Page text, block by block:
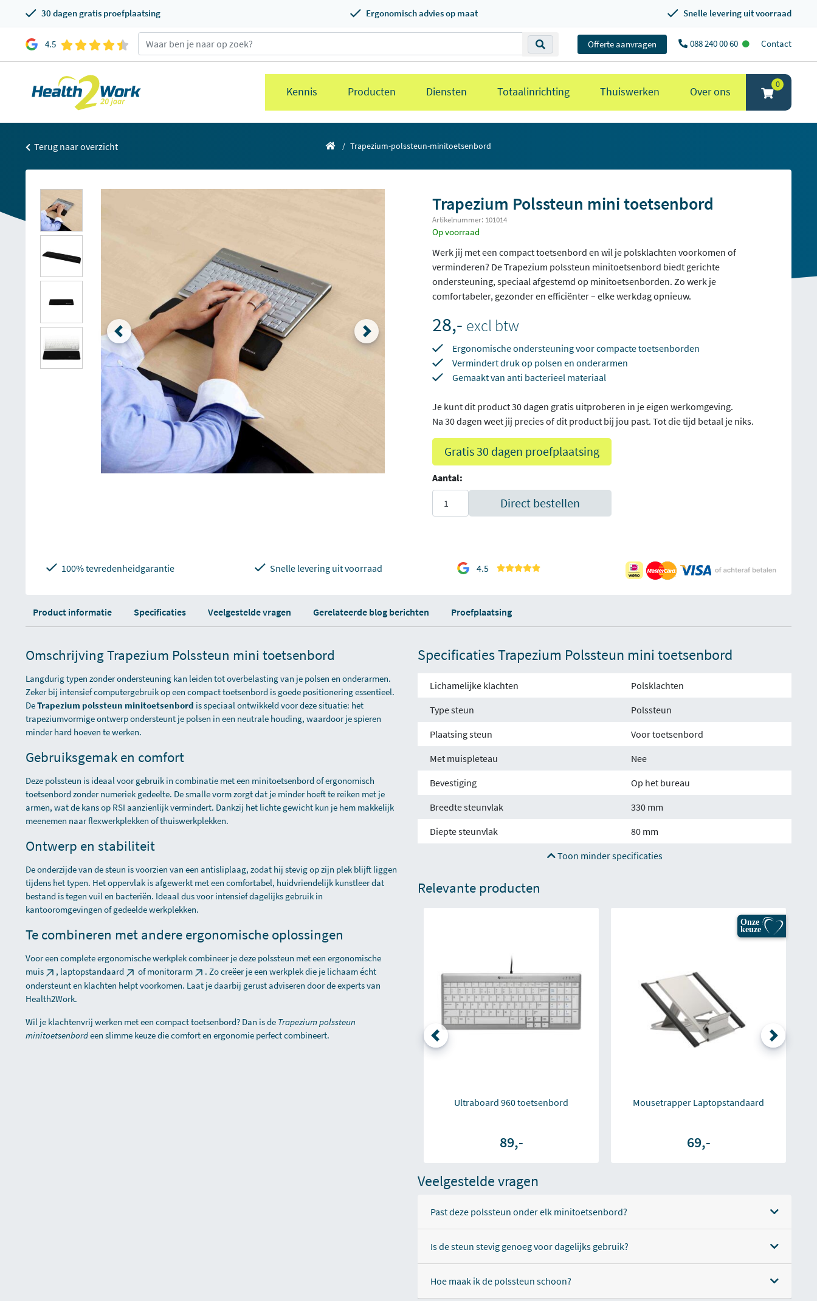
30 dagen gratis proefplaatsing Ergonomisch advies op maat Snelle levering uit voorraad
4.5 Offerte aanvragen 088 240 00 60 Contact
Kennis Producten Diensten Totaalinrichting Thuiswerken Over ons
0
Terug naar overzicht Trapezium-polssteun-minitoetsenbord
Trapezium Polssteun mini toetsenbord
Artikelnummer: 101014
Op voorraad
Werk jij met een compact toetsenbord en wil je polsklachten voorkomen of
verminderen? De Trapezium polssteun minitoetsenbord biedt gerichte
ondersteuning, speciaal afgestemd op minitoetsenborden. Zo werk je
comfortabeler, gezonder en efficiënter – elke werkdag opnieuw.
28,- excl btw
Ergonomische ondersteuning voor compacte toetsenborden
Vermindert druk op polsen en onderarmen
Gemaakt van anti bacterieel materiaal
Je kunt dit product 30 dagen gratis uitproberen in je eigen werkomgeving.
Na 30 dagen weet jij precies of dit product bij jou past. Tot die tijd betaal je niks.
Gratis 30 dagen proefplaatsing
Aantal:
Direct bestellen
100% tevredenheidgarantie Snelle levering uit voorraad 4.5
Product informatie Specificaties Veelgestelde vragen Gerelateerde blog berichten Proefplaatsing
Omschrijving Trapezium Polssteun mini toetsenbord
Langdurig typen zonder ondersteuning kan leiden tot overbelasting van je polsen en onderarmen.
Zeker bij intensief computergebruik op een compact toetsenbord is goede positionering essentieel.
DeTrapezium polssteun minitoetsenbord is speciaal ontwikkeld voor deze situatie: het
trapeziumvormige ontwerp ondersteunt je polsen in een neutrale houding, waardoor je spieren
minder hard hoeven te werken.
Gebruiksgemak en comfort
Deze polssteun is ideaal voor gebruik in combinatie met een minitoetsenbord of ergonomisch
toetsenbord zonder numeriek gedeelte. De smalle vorm zorgt dat je minder hoeft te reiken met je
armen, wat de kans op RSI aanzienlijk vermindert. Dankzij het lichte gewicht kun je hem makkelijk
meenemen naar flexwerkplekken of thuiswerkplekken.
Ontwerp en stabiliteit
De onderzijde van de steun is voorzien van een antisliplaag, zodat hij stevig op zijn plek blijft liggen
tijdens het typen. Het oppervlak is afgewerkt met een comfortabel, huidvriendelijk kunstleer dat
bestand is tegen vuil en bacteriën. Ideaal dus voor intensief dagelijks gebruik in
kantooromgevingen of gedeelde werkplekken.
Te combineren met andere ergonomische oplossingen
Voor een complete ergonomische werkplek combineer je deze polssteun met een ergonomische
muis
, laptopstandaard ofmonitorarm
. Zo creëer je een werkplek die je lichaam écht
ondersteunt en klachten helpt voorkomen. Laat je daarbij gerust adviseren door de experts van
Health2Work.
Wil je klachtenvrij werken met een compact toetsenbord? Dan is de Trapezium polssteun
minitoetsenbordeen slimme keuze die comfort en ergonomie perfect combineert.
Specificaties Trapezium Polssteun mini toetsenbord
Lichamelijke klachten
Polsklachten
Type steun
Polssteun
Plaatsing steun
Voor toetsenbord
Met muispleteau
Nee
Bevestiging
Op het bureau
Breedte steunvlak
330 mm
Diepte steunvlak
80 mm
Toon minder specificaties
Relevante producten
Ultraboard 960 toetsenbord
89,-
Onze
keuze
Mousetrapper Laptopstandaard
69,-
Veelgestelde vragen
Past deze polssteun onder elk minitoetsenbord?
Is de steun stevig genoeg voor dagelijks gebruik?
Hoe maak ik de polssteun schoon?